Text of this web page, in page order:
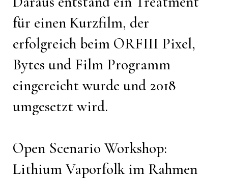
für einen Kurzfilm, der
erfolgreich beim ORFIII Pixel,
Bytes und Film Programm
eingereicht wurde und 2018
umgesetzt wird.
Open Scenario Workshop:
Lithium Vaporfolk im Rahmen